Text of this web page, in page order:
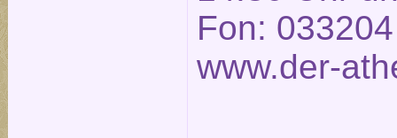
Fon:
www.der-